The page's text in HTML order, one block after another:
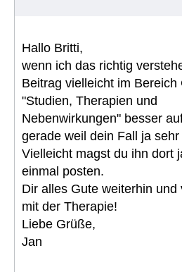
Hallo Britti,
wenn ich das richtig
Beitrag vielleicht im Bereich
"Studien, Therapien und
Nebenwirkungen" besser
gerade weil dein Fall ja
Vielleicht magst du ihn dort
einmal posten.
Dir alles Gute weiterhin und
mit der Therapie!
Liebe Grüße,
Jan